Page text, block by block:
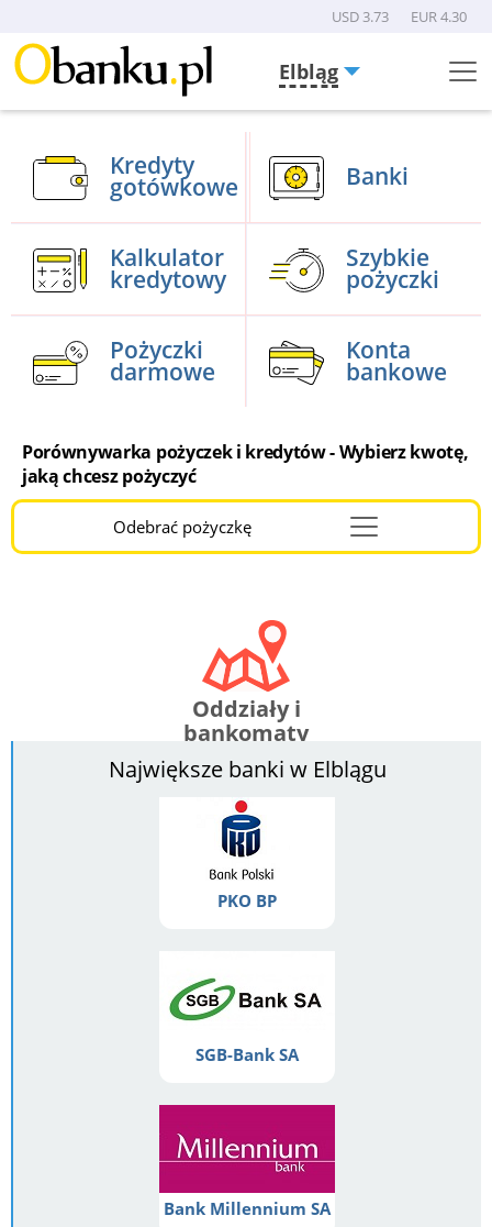
USD 3.73 EUR 4.30
Elbląg
Menu
Kredyty
gotówkowe Banki
Kalkulator
kredytowy
Szybkie
pożyczki
Pożyczki
darmowe
Konta
bankowe
Porównywarka pożyczek i kredytów - Wybierz kwotę,
jaką chcesz pożyczyć
Odebrać pożyczkęMenu
Burger
Oddziały i
bankomaty
Największe banki w Elblągu
PKO BP
SGB-Bank SA
Bank Millennium SA